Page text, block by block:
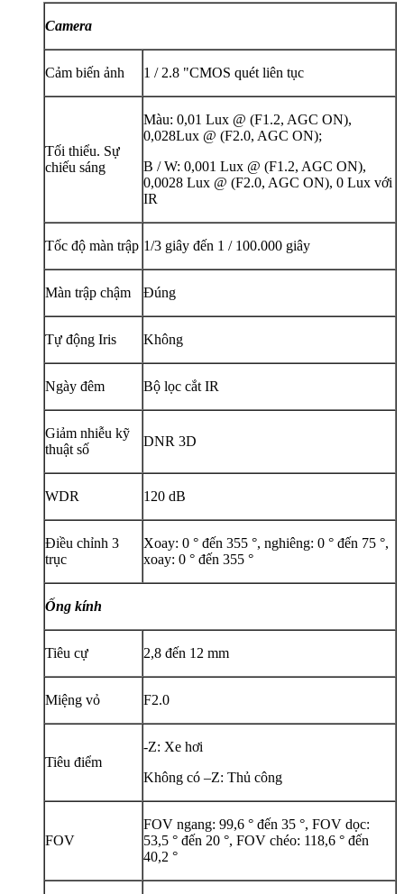
Camera
Cảm biến ảnh 1 / 2.8 "CMOS quét liên tục
Tối thiểu. Sự
chiếu sáng
Màu: 0,01 Lux @ (F1.2, AGC ON),
0,028Lux @ (F2.0, AGC ON);
B / W: 0,001 Lux @ (F1.2, AGC ON),
0,0028 Lux @ (F2.0, AGC ON), 0 Lux với
IR
Tốc độ màn trập 1/3 giây đến 1 / 100.000 giây
Màn trập chậm Đúng
Tự động Iris Không
Ngày đêm Bộ lọc cắt IR
Giảm nhiễu kỹ
thuật số
DNR 3D
WDR 120 dB
Điều chỉnh 3
trục
Xoay: 0 ° đến 355 °, nghiêng: 0 ° đến 75 °,
xoay: 0 ° đến 355 °
Ống kính
Tiêu cự 2,8 đến 12 mm
Miệng vỏ F2.0
Tiêu điểm
-Z: Xe hơi
Không có –Z: Thủ công
FOV
FOV ngang: 99,6 ° đến 35 °, FOV dọc:
53,5 ° đến 20 °, FOV chéo: 118,6 ° đến
40,2 °